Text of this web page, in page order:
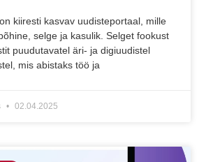
kiiresti kasvav uudisteportaal, mille
selge ja kasulik. Selget fookust
puudutavatel äri- ja digiuudistel
mis abistaks töö ja
02.04.2025